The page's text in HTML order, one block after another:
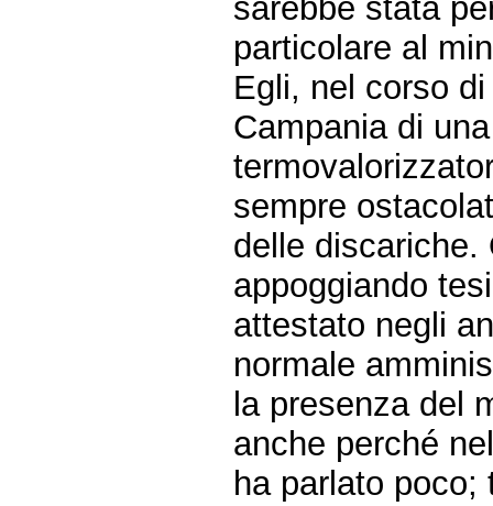
sarebbe stata
particolare al
Egli, nel corso
Campania di
sempre
delle discariche.
appoggiando
attestato negli
normale
la presenza del
anche perché
ha parlato poco;